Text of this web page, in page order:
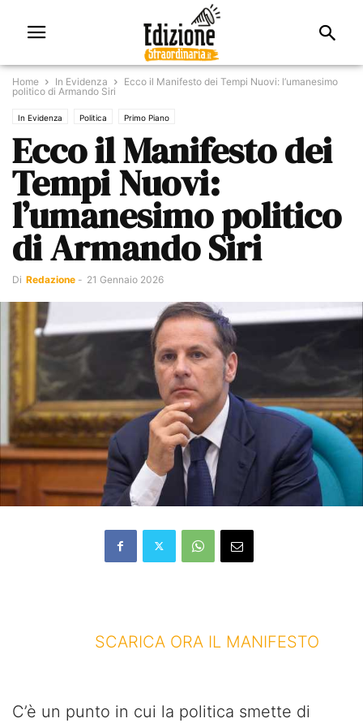
Home In Evidenza
Ecco il Manifesto dei Tempi Nuovi: l’umanesimo
politico di Armando Siri
In Evidenza Politica Primo Piano
Ecco il Manifesto dei
Tempi Nuovi:
l’umanesimo politico
di Armando Siri
Di Redazione - 21 Gennaio 2026
SCARICA ORA IL MANIFESTO
C’è un punto in cui la politica smette di